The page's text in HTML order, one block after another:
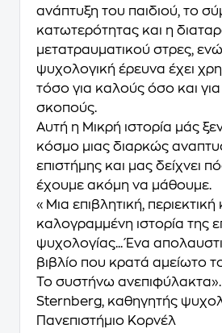
ανάπτυξη του παιδιού, το
κατωτερότητας και η
μετατραυματικού στρες,
ψυχολογική έρευνα έχει
τόσο για καλούς όσο και
σκοπούς.
Αυτή η Μικρή ιστορία μάς
κόσμο μιας διαρκώς
επιστήμης και μας δείχνει
έχουμε ακόμη να μάθουμε.
«Μια επιβλητική, περιεκτική
καλογραμμένη ιστορία της
ψυχολογίας... Ένα
βιβλίο που κρατά αμείωτο
Το συστήνω
Sternberg, καθηγητής
Πανεπιστήμιο Κορνέλ